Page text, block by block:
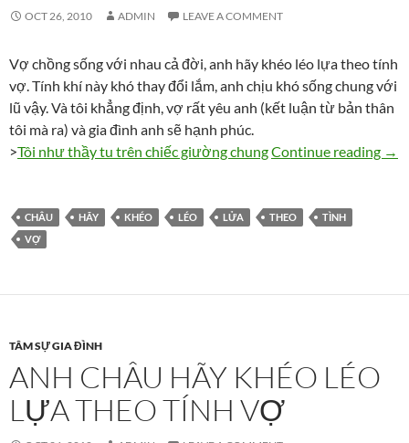
OCT 26, 2010 ADMIN LEAVE A COMMENT
Vợ chồng sống với nhau cả đời, anh hãy khéo léo lựa theo tính
vợ. Tính khí này khó thay đổi lắm, anh chịu khó sống chung với
lũ vậy. Và tôi khẳng định, vợ rất yêu anh (kết luận từ bản thân
tôi mà ra) và gia đình anh sẽ hạnh phúc.
>Tôi như thầy tu trên chiếc giường chungContinue reading →
CHÂU HÃY KHÉO LÉO LỬA THEO
TÌNH
VỢ
TÂM SỰ GIA ĐÌNH
ANH CHÂU HÃY KHÉO LÉO
LỰA THEO TÍNH VỢ